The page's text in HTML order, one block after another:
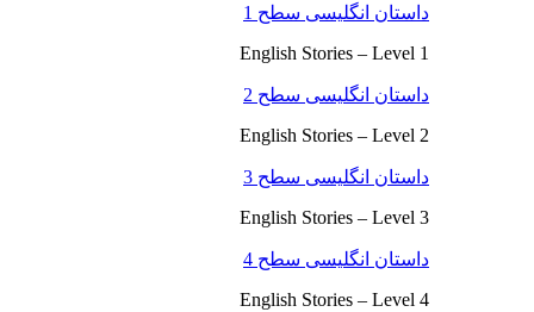
داستان انگلیسی سطح 1
English Stories – Level 1
داستان انگلیسی سطح 2
English Stories – Level 2
داستان انگلیسی سطح 3
English Stories – Level 3
داستان انگلیسی سطح 4
English Stories – Level 4